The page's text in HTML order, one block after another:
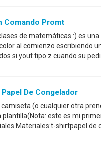
Comando Promt
de matemáticas :) es una
al comienzo escribiendo
si yout tipo z cuando su
De Congelador
(o cualquier otra
este es mi
Materiales:t-shirtpapel de